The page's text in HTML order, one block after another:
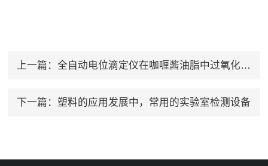
上一篇： 全自动电位滴定仪在咖喱酱油脂中过氧化值和酸价的检测应用
下一篇： 塑料的应用发展中，常用的实验室检测设备